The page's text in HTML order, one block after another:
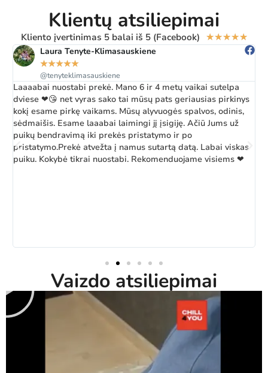
Klientų atsiliepimai
Kliento įvertinimas 5 balai iš 5 (Facebook) ★★★★★
Laura Tenyte-Klimasauskiene
★★★★★
@tenyteklimasauskiene
Laaaabai nuostabi prekė. Mano 6 ir 4 metų vaikai sutelpa
dviese ❤😘 net vyras sako tai mūsų pats geriausias pirkinys
kokį esame pirkę vaikams. Mūsų alyvuogės spalvos, odinis,
sėdmaišis. Esame laaabai laimingi jį įsigiję. Ačiū Jums už
puikų bendravimą iki prekės pristatymo ir po
pristatymo.Prekė atvežta į namus sutartą datą. Labai viskas
puiku. Kokybė tikrai nuostabi. Rekomenduojame visiems ❤
Vaizdo atsiliepimai